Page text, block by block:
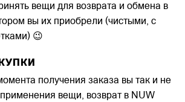
вещи для возврата и обмена в
вы их приобрели (чистыми, с
😉
получения заказа вы так и не
вещи, возврат в NUW